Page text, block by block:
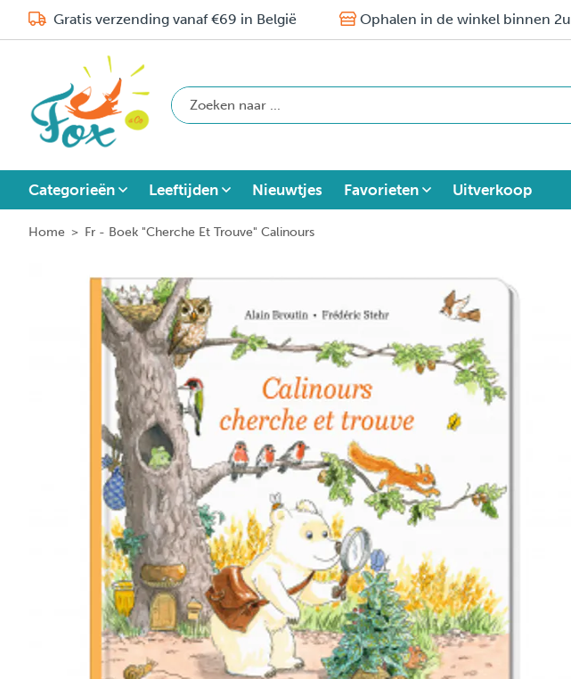
Gratis verzending vanaf €69 in België Ophalen in de winkel binnen 2u
Categorieën Leeftijden Nieuwtjes Favorieten Uitverkoop
Home > Fr - Boek "Cherche Et Trouve" Calinours